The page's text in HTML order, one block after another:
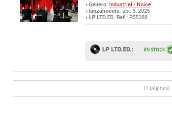
Género: Industrial - Noise
lanzamiento: abr. 3, 2025
LP LTD.ED. Ref.: R55388
LP LTD.ED.: EN STOCK
(1 páginas)